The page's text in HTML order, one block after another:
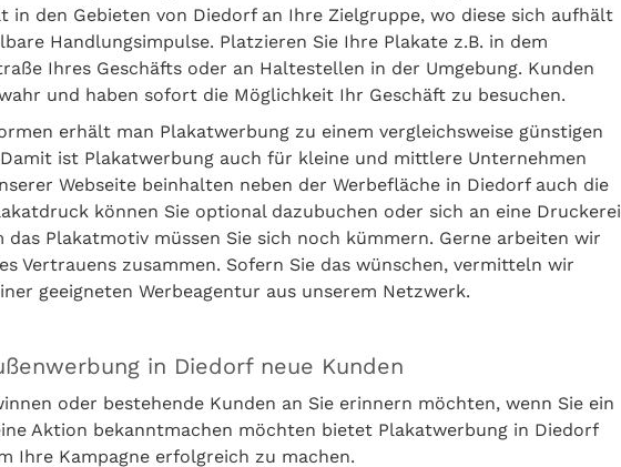
in den Gebieten von Diedorf an Ihre Zielgruppe, wo diese sich aufhält
Handlungsimpulse. Platzieren Sie Ihre Plakate z.B. in dem
Ihres Geschäfts oder an Haltestellen in der Umgebung. Kunden
und haben sofort die Möglichkeit Ihr Geschäft zu besuchen.
erhält man Plakatwerbung zu einem vergleichsweise günstigen
ist Plakatwerbung auch für kleine und mittlere Unternehmen
Webseite beinhalten neben der Werbefläche in Diedorf auch die
können Sie optional dazubuchen oder sich an eine Druckerei
das Plakatmotiv müssen Sie sich noch kümmern. Gerne arbeiten wir
Vertrauens zusammen. Sofern Sie das wünschen, vermitteln wir
geeigneten Werbeagentur aus unserem Netzwerk.
in Diedorf neue Kunden
oder bestehende Kunden an Sie erinnern möchten, wenn Sie ein
Aktion bekanntmachen möchten bietet Plakatwerbung in Diedorf
Ihre Kampagne erfolgreich zu machen.